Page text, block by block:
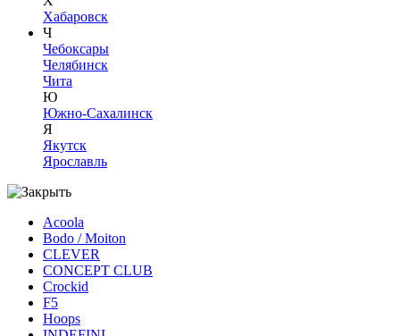
Хабаровск
Ч
Чебоксары
Челябинск
Чита
Ю
Южно-Сахалинск
Я
Якутск
Ярославль
Acoola
Bodo / Moiton
CLEVER
CONCEPT CLUB
Crockid
F5
Hoops